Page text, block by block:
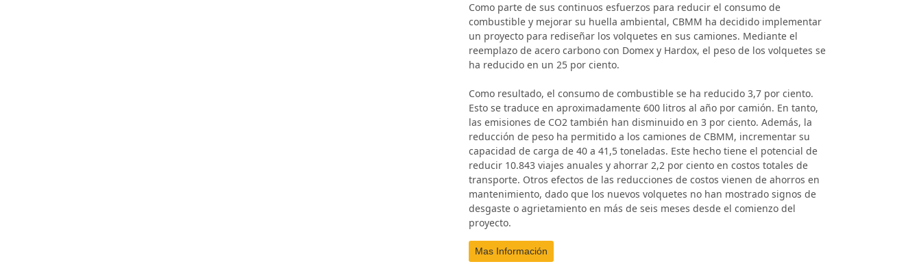
Como parte de sus continuos esfuerzos para reducir el consumo de
combustible y mejorar su huella ambiental, CBMM ha decidido implementar
un proyecto para rediseñar los volquetes en sus camiones. Mediante el
reemplazo de acero carbono con Domex y Hardox, el peso de los volquetes se
ha reducido en un 25 por ciento.
Como resultado, el consumo de combustible se ha reducido 3,7 por ciento.
Esto se traduce en aproximadamente 600 litros al año por camión. En tanto,
las emisiones de CO2 también han disminuido en 3 por ciento. Además, la
reducción de peso ha permitido a los camiones de CBMM, incrementar su
capacidad de carga de 40 a 41,5 toneladas. Este hecho tiene el potencial de
reducir 10.843 viajes anuales y ahorrar 2,2 por ciento en costos totales de
transporte. Otros efectos de las reducciones de costos vienen de ahorros en
mantenimiento, dado que los nuevos volquetes no han mostrado signos de
desgaste o agrietamiento en más de seis meses desde el comienzo del
proyecto.
Mas Información